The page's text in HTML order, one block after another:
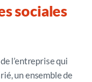
sociales
l’entreprise qui
un ensemble de